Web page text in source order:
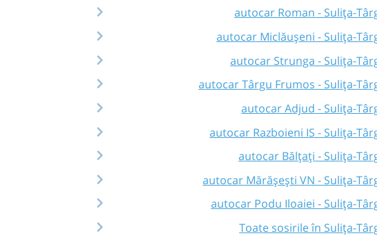
autocar Roman - Sulița-
autocar Miclăușeni - Sulița-
autocar Strunga - Sulița-
autocar Târgu Frumos - Sulița-
autocar Adjud - Sulița-
autocar Razboieni IS - Sulița-
autocar Bălțați - Sulița-
autocar Mărășești VN - Sulița-
autocar Podu Iloaiei - Sulița-
Toate sosirile în Sulița-